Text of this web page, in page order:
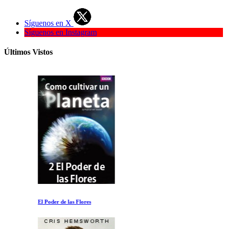
Síguenos en X
Síguenos en Instagram
Últimos Vistos
El Poder de las Flores